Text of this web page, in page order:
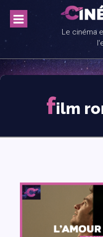
content
Le cinéma
film